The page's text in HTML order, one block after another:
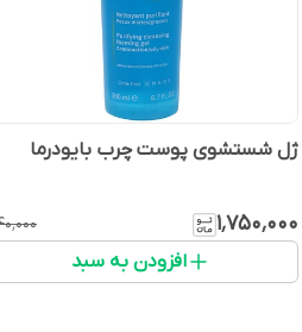
ژل شستشوی پوست چرب بایودرما
۱٬۷۵۰٬۰۰۰
افزودن به سبد